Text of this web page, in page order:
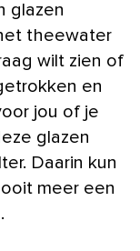
glazen
theewater
wilt zien of
en
jou of je
glazen
Daarin kun
meer een